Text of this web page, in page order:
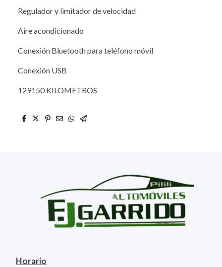
Regulador y limitador de velocidad
Aire acondicionado
Conexión Bluetooth para teléfono móvil
Conexión USB
129150 KILOMETROS
Horario